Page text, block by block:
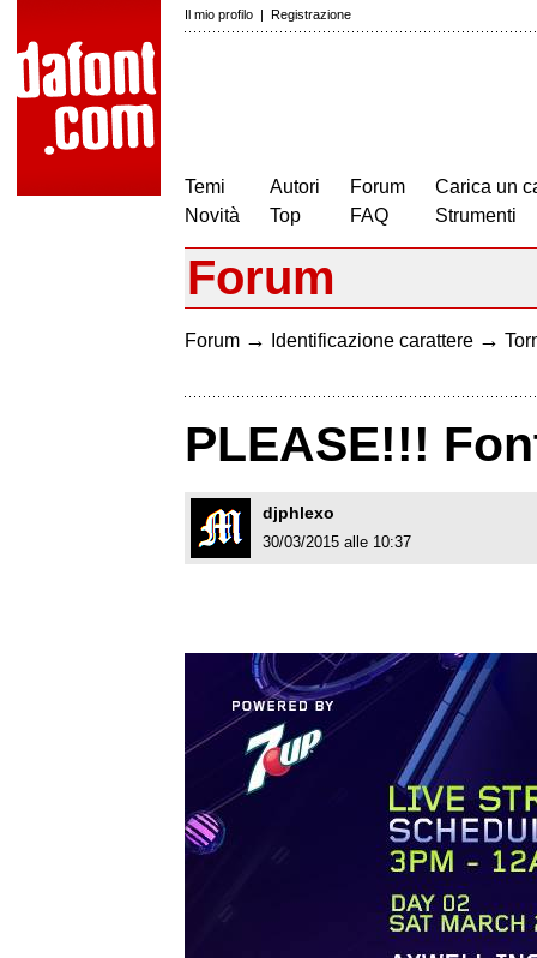
Il mio profilo | Registrazione
Temi
Novità
Autori
Top
Forum
FAQ
Carica un
Strumenti
Forum
Forum → Identificazione carattere →
PLEASE!!!
djphlexo
30/03/2015 alle 10:37